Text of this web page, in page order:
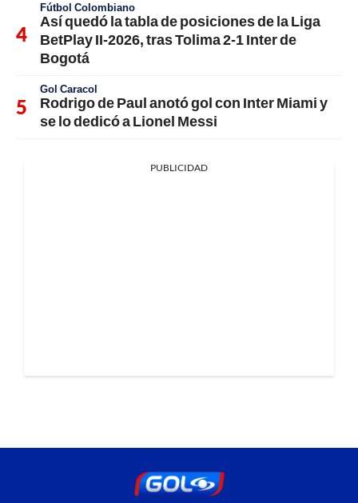
Fútbol Colombiano
Así quedó la tabla de posiciones de la Liga
BetPlay II-2026, tras Tolima 2-1 Inter de
Bogotá
Gol Caracol
Rodrigo de Paul anotó gol con Inter Miami y
se lo dedicó a Lionel Messi
PUBLICIDAD